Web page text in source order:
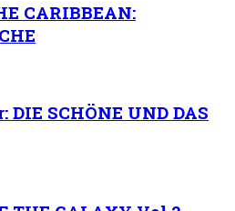
CARIBBEAN:
SCHÖNE UND DAS